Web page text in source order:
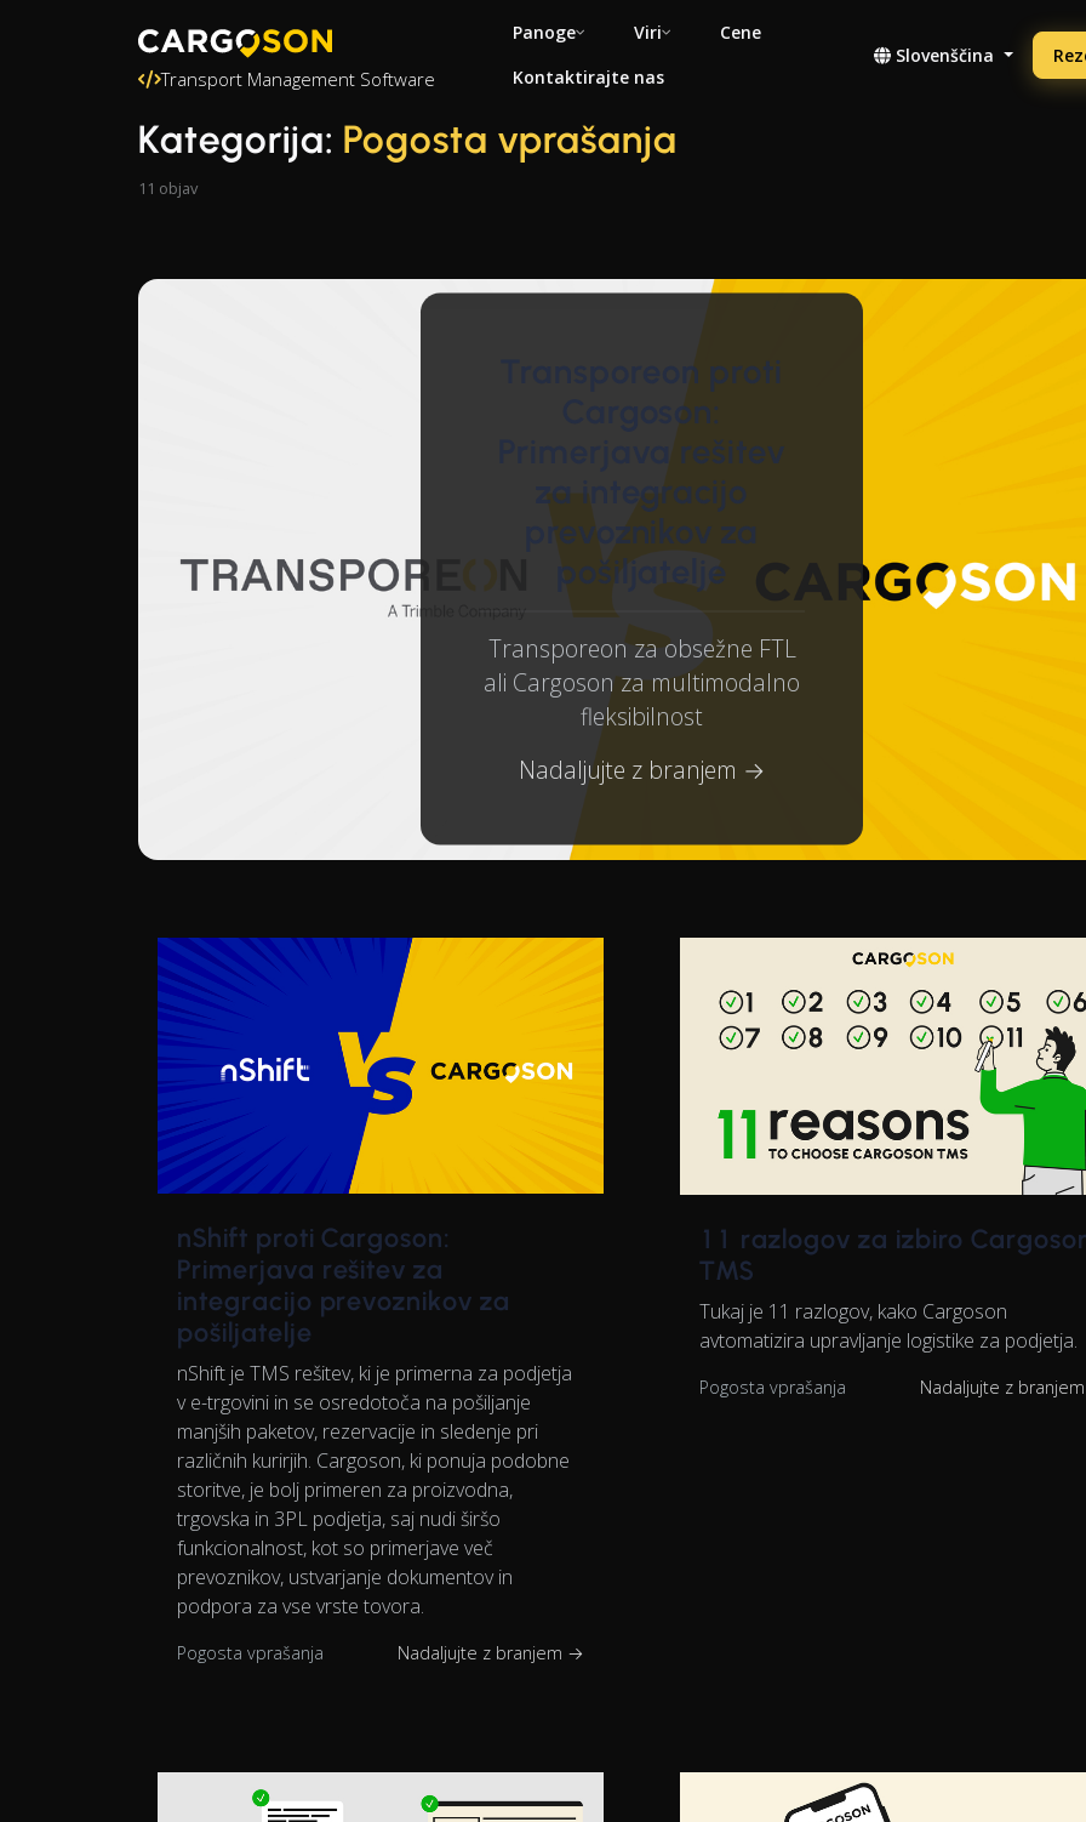
Transport Management Software
Panoge Viri
Cene
Kontaktirajte nas
Slovenščina
Kategorija: Pogosta vprašanja
11 objav
Transporeon proti
Cargoson:
Primerjava rešitev
za integracijo
prevoznikov za
pošiljatelje
Transporeon za obsežne FTL
ali Cargoson za multimodalno
fleksibilnost
Nadaljujte z branjem →
nShift proti Cargoson:
Primerjava rešitev za
integracijo prevoznikov za
pošiljatelje
nShift je TMS rešitev, ki je primerna za podjetja
v e-trgovini in se osredotoča na pošiljanje
manjših paketov, rezervacije in sledenje pri
različnih kurirjih. Cargoson, ki ponuja podobne
storitve, je bolj primeren za proizvodna,
trgovska in 3PL podjetja, saj nudi širšo
funkcionalnost, kot so primerjave več
prevoznikov, ustvarjanje dokumentov in
podpora za vse vrste tovora.
Pogosta vprašanja Nadaljujte z branjem →
11 razlogov za izbiro
TMS
Tukaj je 11 razlogov, kako Cargoson
avtomatizira upravljanje logistike za podjetja.
Pogosta vprašanja Nadaljujte z